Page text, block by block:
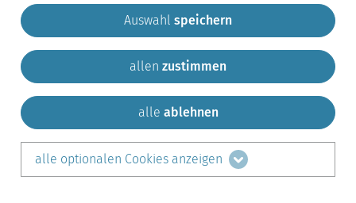
Gemeinde Krailling Impressum
Sitemap
Kontakt
teilen auf:
LinkedIn
Auswahl speichern
allen zustimmen
alle ablehnen
alle optionalen Cookies anzeigen